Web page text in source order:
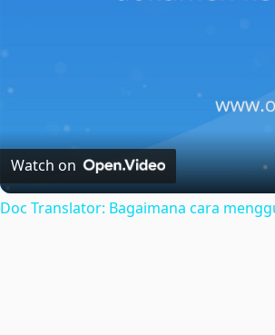
Watch on
Doc Translator: Bagaimana cara